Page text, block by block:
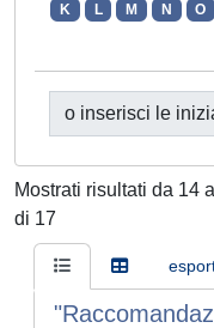
K
L M N O
o inserisci le
Mostrati risultati da 14
di 17